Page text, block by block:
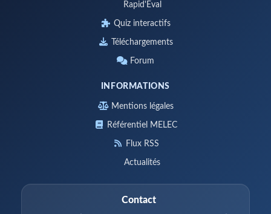
Rapid'Éval
Quiz interactifs
Téléchargements
Forum
INFORMATIONS
Mentions légales
Référentiel MELEC
Flux RSS
Actualités
Contact